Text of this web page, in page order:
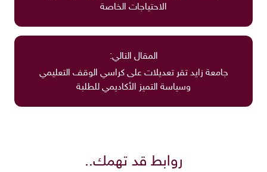
الاحتياجات الخاصة
المقال التالي:
جامعة زايد تقر تعديلات على كراسي الوقف التعليمي
وسياسة التميز الأكاديمي للطلبة
روابط قد تهمك..